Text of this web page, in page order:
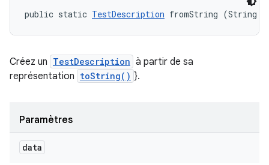
public static TestDescription fromString (String
Créez un TestDescription à partir de sa
représentation toString() }.
Paramètres
data